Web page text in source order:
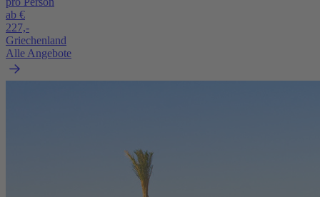
ab €
227,-
Griechenland
Alle Angebote